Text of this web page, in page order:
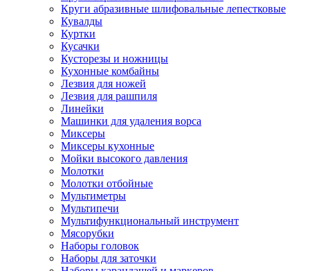
Круги абразивные шлифовальные лепестковые
Кувалды
Куртки
Кусачки
Кусторезы и ножницы
Кухонные комбайны
Лезвия для ножей
Лезвия для рашпиля
Линейки
Машинки для удаления ворса
Миксеры
Миксеры кухонные
Мойки высокого давления
Молотки
Молотки отбойные
Мультиметры
Мультипечи
Мультифункциональный инструмент
Мясорубки
Наборы головок
Наборы для заточки